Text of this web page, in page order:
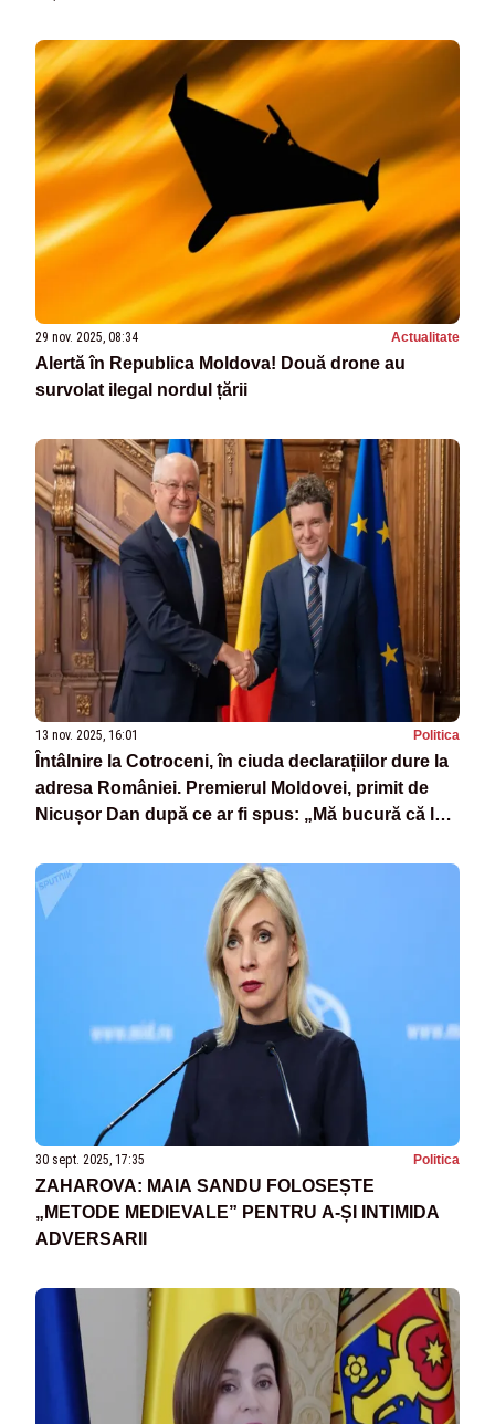
29 nov. 2025, 08:34 Actualitate
Alertă în Republica Moldova! Două drone au
survolat ilegal nordul țării
13 nov. 2025, 16:01 Politica
Întâlnire la Cotroceni, în ciuda declarațiilor dure la
adresa României. Premierul Moldovei, primit de
Nicușor Dan după ce ar fi spus: „Mă bucură că la
30 sept. 2025, 17:35 Politica
ZAHAROVA: MAIA SANDU FOLOSEȘTE
„METODE MEDIEVALE” PENTRU A-ȘI INTIMIDA
ADVERSARII